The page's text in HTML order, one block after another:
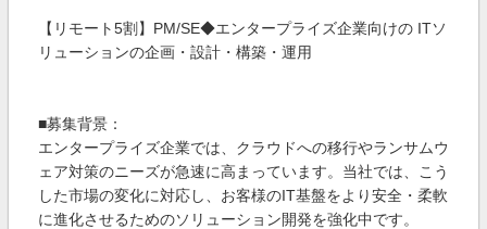
【リモート5割】PM/SE◆エンタープライズ企業向けの ITソ
リューションの企画・設計・構築・運用
■募集背景：
エンタープライズ企業では、クラウドへの移行やランサムウ
ェア対策のニーズが急速に高まっています。当社では、こう
した市場の変化に対応し、お客様のIT基盤をより安全・柔軟
に進化させるためのソリューション開発を強化中です。